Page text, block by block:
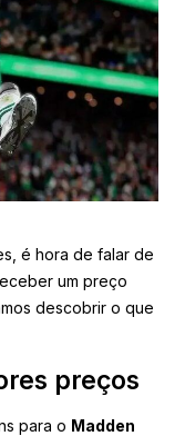
é hora de falar de
um preço
descobrir o que
preços
para o Madden